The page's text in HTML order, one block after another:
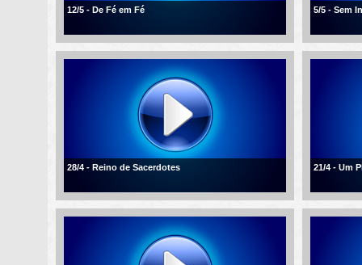
12/5 - De Fé em Fé 5/5 - Sem
28/4 - Reino de Sacerdotes 21/4 - Um